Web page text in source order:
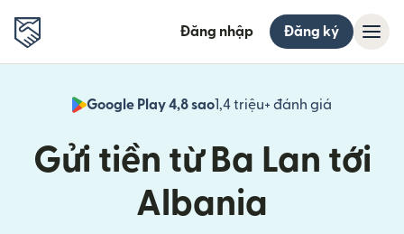
Đăng nhập Đăng ký
Google Play 4,8 sao1,4 triệu+ đánh giá
Gửi tiền từ Ba Lan tới
Albania